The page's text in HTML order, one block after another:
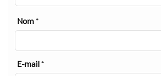
Nom *
E-mail *